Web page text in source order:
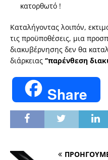
κατορθωτό !
Καταλήγοντας λοιπόν,
τις προϋποθέσεις, μια
διακυβέρνησης δεν θα
διάρκειας ‘’παρένθεση
Share